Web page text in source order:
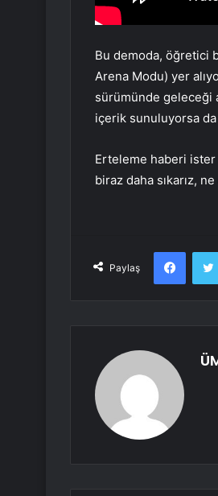
Bu demoda, öğretici
Arena Modu) yer
sürümünde geleceği
içerik sunuluyorsa
Erteleme haberi ister
biraz daha sıkarız,
Paylaş